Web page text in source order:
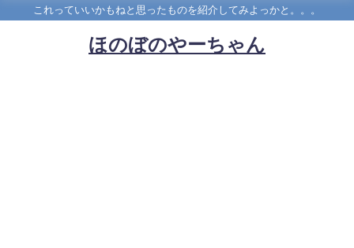
これっていいかもねと思ったものを紹介してみよっかと。。。
ほのぼのやーちゃん